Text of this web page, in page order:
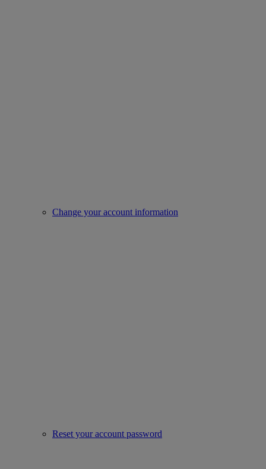
Change your account information
Reset your account password